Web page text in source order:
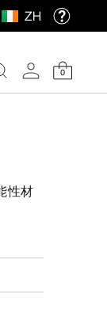
ZH
0
性材